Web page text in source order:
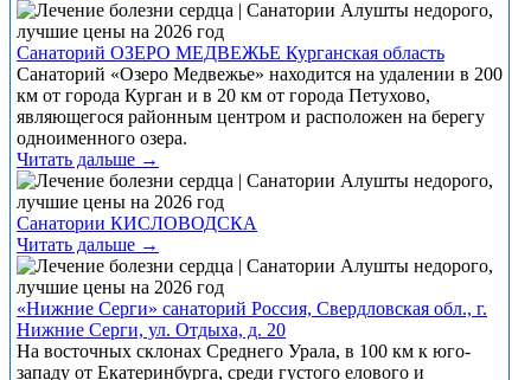
Санаторий ОЗЕРО МЕДВЕЖЬЕ Курганская область
Санаторий «Озеро Медвежье» находится на удалении в 200
км от города Курган и в 20 км от города Петухово,
являющегося районным центром и расположен на берегу
одноименного озера.
Читать дальше →
Санатории КИСЛОВОДСКА
Читать дальше →
«Нижние Серги» санаторий Россия, Свердловская обл., г.
Нижние Серги, ул. Отдыха, д. 20
На восточных склонах Среднего Урала, в 100 км к юго-
западу от Екатеринбурга, среди густого елового и